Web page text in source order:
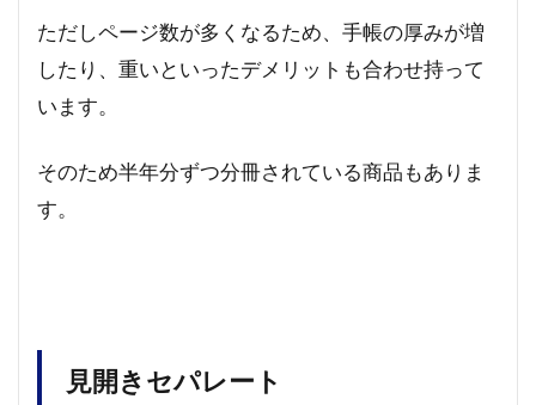
ただしページ数が多くなるため、手帳の厚みが増
したり、重いといったデメリットも合わせ持って
います。
そのため半年分ずつ分冊されている商品もありま
す。
見開きセパレート